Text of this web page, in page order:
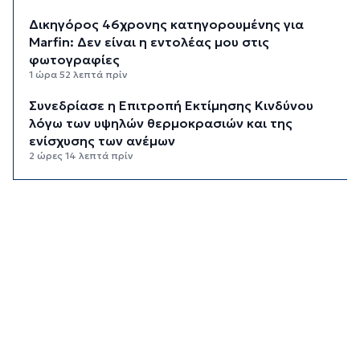
Δικηγόρος 46χρονης κατηγορουμένης για
Marfin: Δεν είναι η εντολέας μου στις
φωτογραφίες
1 ώρα 52 λεπτά πρίν
Συνεδρίασε η Επιτροπή Εκτίμησης Κινδύνου
λόγω των υψηλών θερμοκρασιών και της
ενίσχυσης των ανέμων
2 ώρες 14 λεπτά πρίν